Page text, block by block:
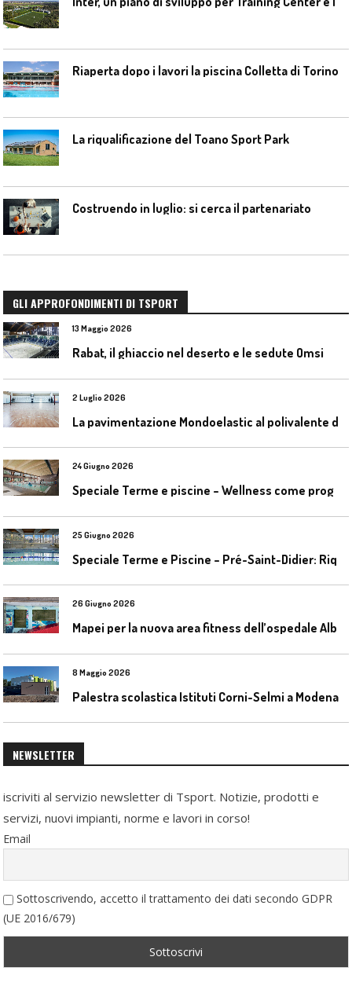
Riaperta dopo i lavori la piscina Colletta di Torino
La riqualificazione del Toano Sport Park
Costruendo in luglio: si cerca il partenariato
GLI APPROFONDIMENTI DI TSPORT
13 Maggio 2026
Rabat, il ghiaccio nel deserto e le sedute Omsi
2 Luglio 2026
24 Giugno 2026
25 Giugno 2026
26 Giugno 2026
8 Maggio 2026
Palestra scolastica Istituti Corni-Selmi a Modena
NEWSLETTER
iscriviti al servizio newsletter di Tsport. Notizie, prodotti e
servizi, nuovi impianti, norme e lavori in corso!
Email
Sottoscrivendo, accetto il trattamento dei dati secondo GDPR
(UE 2016/679)